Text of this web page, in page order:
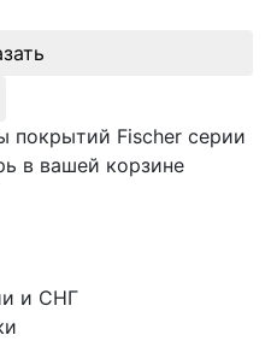
покрытий Fischer серии
в вашей корзине
и СНГ